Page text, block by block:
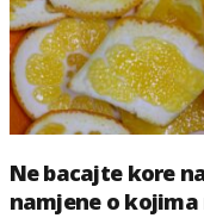
Ne bacajte kore
namjene o